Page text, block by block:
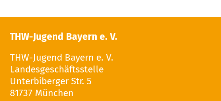
THW-Jugend Bayern e. V.
THW-Jugend Bayern e. V.
Landesgeschäftsstelle
Unterbiberger Str. 5
81737 München